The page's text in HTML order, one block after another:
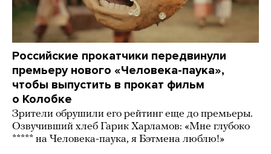
Российские прокатчики передвинули
премьеру нового «Человека-паука»,
чтобы выпустить в прокат фильм
о Колобке
Зрители обрушили его рейтинг еще до премьеры.
Озвучивший хлеб Гарик Харламов: «Мне глубоко
***** на Человека-паука, я Бэтмена люблю!»